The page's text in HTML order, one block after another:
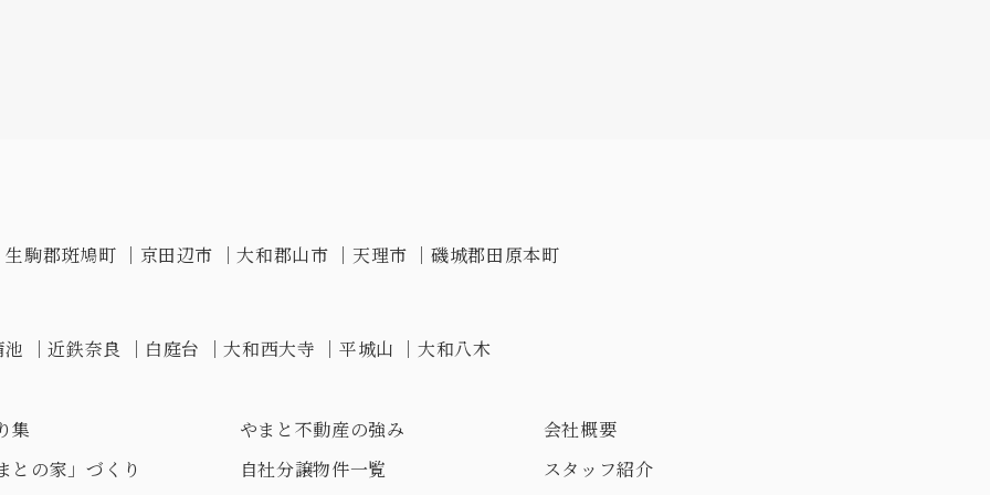
生駒郡斑鳩町 ｜ 京田辺市 ｜大和郡山市 ｜ 天理市 ｜磯城郡田原本町
池 ｜近鉄奈良 ｜ 白庭台 ｜大和西大寺 ｜ 平城山 ｜大和八木
集
との家」づくり
やまと不動産の強み
自社分譲物件一覧
会社概要
スタッフ紹介